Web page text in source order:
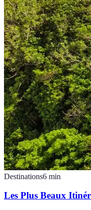
Destinations6 min
Les Plus Beaux